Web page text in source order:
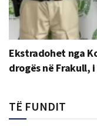
Ekstradohet nga
drogës në Frakull,
TË FUNDIT